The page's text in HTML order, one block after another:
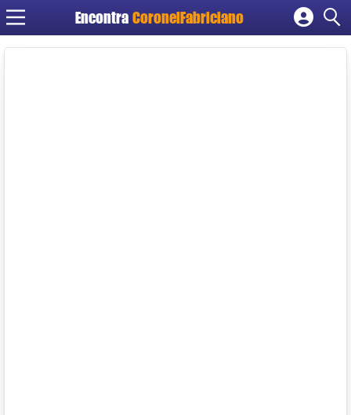
Encontra CoronelFabriciano
Cadastrar empresa